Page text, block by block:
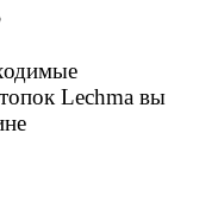
Lechma вы